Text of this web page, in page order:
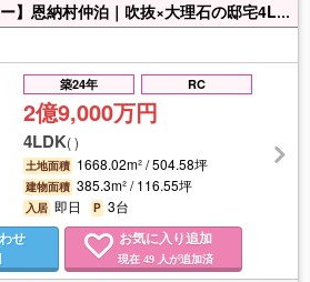
【圧巻のオーシャンビュー】恩納村仲泊｜吹抜×大理石の邸宅4LDK！✨ 沖縄屈指のリゾートエリア恩納村仲泊に、圧巻のオーシャンビューを望む中古戸建が登場！🌟見渡す限り広がる“恩納村ブルー”の海🌊に加え、伊江島タッチュー🏔️も望む絶景ロケーション☆彡リビングは開放感あふれる吹き抜け空間となっており、上質な時間を演出します★床には高級感ある大理石🪨を採用し、重厚感と洗練された空間を実現◎さらに、暖炉🧱🔥付きで、季節を問わず特別なひとときを楽しめます🥰非日常を日常に変える、ラグジュアリーな住まい。セカンドハウスや特別な居住空間としてもおすすめの一邸です🌈🎶現在内覧可能ですので、ぜひ現地でこの眺望と空間をご体感ください♪♪
築24年 RC
2億9,000万円
4LDK()
土地面積 1668.02m² / 504.58坪
建物面積 385.3m² / 116.55坪
入居 即日P 3台
せ お気に入り追加
現在 49人が追加済